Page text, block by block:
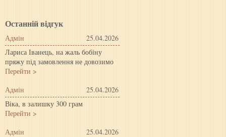
Останній відгук
Адмін
25.04.2026
Лариса Іванець, на жаль бобіну
пряжу під замовлення не довозимо
Перейти >
Адмін
25.04.2026
Віка, в залишку 300 грам
Перейти >
Адмін
25.04.2026